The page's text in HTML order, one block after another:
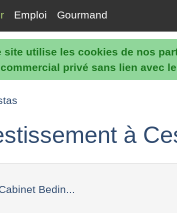
site utilise les cookies de nos
privé sans lien avec
Emploi Gourmand
à
Bedin...